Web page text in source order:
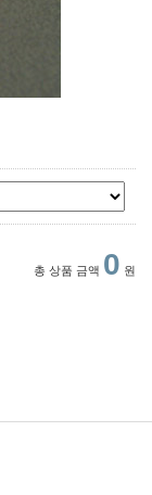
총 상품 금액 0 원